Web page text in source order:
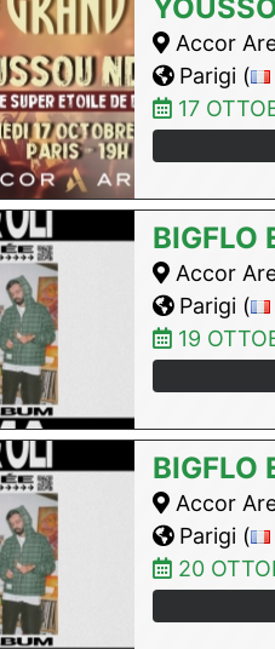
Accor
Parigi (
17
BIGFLO
Accor
Parigi (
19
BIGFLO
Accor
Parigi (
20